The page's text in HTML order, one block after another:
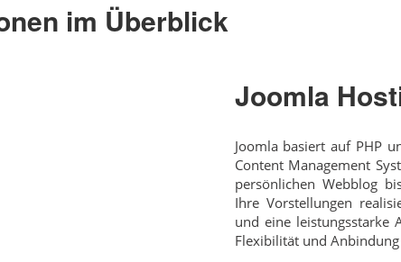
im Überblick
Joomla
Joomla basiert auf PHP
Content Management
persönlichen Webblog
Ihre Vorstellungen
und eine leistungsstarke
Flexibilität und